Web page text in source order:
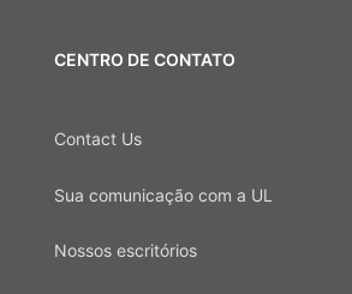
CENTRO DE CONTATO
Contact Us
Sua comunicação com a UL
Nossos escritórios